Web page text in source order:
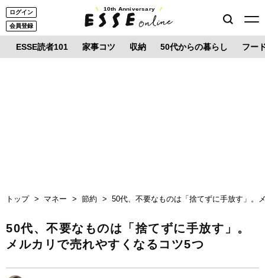
ログイン
会員登録
10th Anniversary
ESSE読者101 家事コツ 収納 50代からの暮らし フー
トップ マネー 節約 50代、不要なものは「捨てずに手放す」。
50代、不要なものは「捨てずに手放す」。
メルカリで売れやすくなるコツ5つ